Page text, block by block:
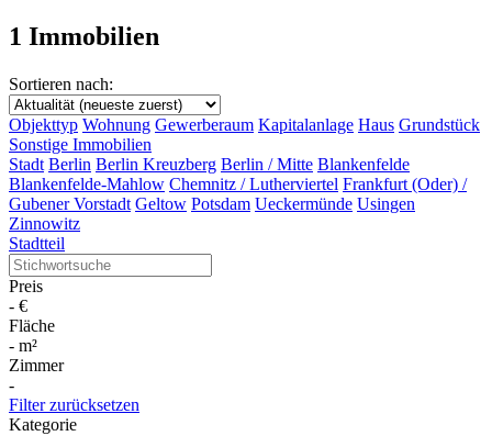
1 Immobilien
Sortieren nach:
Objekttyp Wohnung Gewerberaum Kapitalanlage Haus Grundstück
Sonstige Immobilien
Stadt Berlin Berlin Kreuzberg Berlin / Mitte Blankenfelde
Blankenfelde-Mahlow Chemnitz / Lutherviertel Frankfurt (Oder) /
Gubener Vorstadt Geltow Potsdam Ueckermünde Usingen
Zinnowitz
Stadtteil
Preis
- €
Fläche
- m²
Zimmer
-
Filter zurücksetzen
Kategorie